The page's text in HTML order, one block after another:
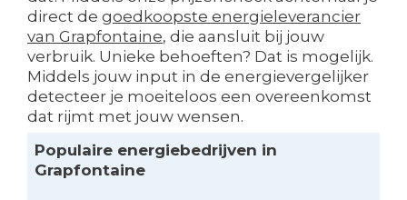
direct de goedkoopste energieleverancier
van Grapfontaine, die aansluit bij jouw
verbruik. Unieke behoeften? Dat is mogelijk.
Middels jouw input in de energievergelijker
detecteer je moeiteloos een overeenkomst
dat rijmt met jouw wensen.
Populaire energiebedrijven in
Grapfontaine